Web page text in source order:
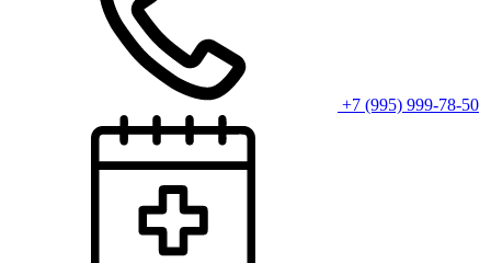
+7 (995) 999-78-50